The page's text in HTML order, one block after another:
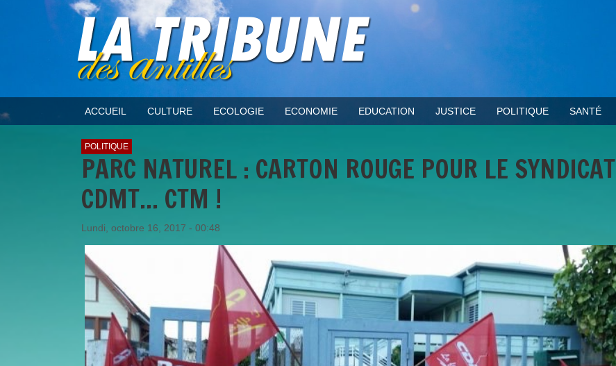
ACCUEIL CULTURE ECOLOGIE ECONOMIE EDUCATION JUSTICE POLITIQUE SANTÉ
POLITIQUE
PARC NATUREL : CARTON ROUGE POUR LE SYNDICAT
CDMT... CTM !
Lundi, octobre 16, 2017 - 00:48